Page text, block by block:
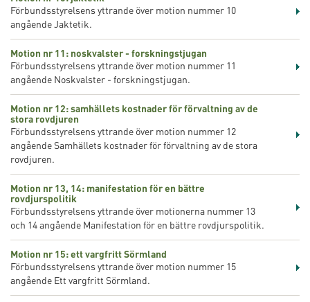
Förbundsstyrelsens yttrande över motion nummer 10
angående Jaktetik.
Motion nr 11: noskvalster - forskningstjugan
Förbundsstyrelsens yttrande över motion nummer 11
angående Noskvalster - forskningstjugan.
Motion nr 12: samhällets kostnader för förvaltning av de
stora rovdjuren
Förbundsstyrelsens yttrande över motion nummer 12
angående Samhällets kostnader för förvaltning av de stora
rovdjuren.
Motion nr 13, 14: manifestation för en bättre
rovdjurspolitik
Förbundsstyrelsens yttrande över motionerna nummer 13
och 14 angående Manifestation för en bättre rovdjurspolitik.
Motion nr 15: ett vargfritt Sörmland
Förbundsstyrelsens yttrande över motion nummer 15
angående Ett vargfritt Sörmland.